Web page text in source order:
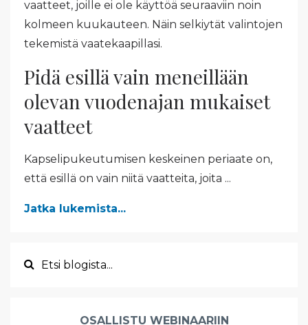
vaatteet, joille ei ole käyttöä seuraaviin noin
kolmeen kuukauteen. Näin selkiytät valintojen
tekemistä vaatekaapillasi.
Pidä esillä vain meneillään
olevan vuodenajan mukaiset
vaatteet
Kapselipukeutumisen keskeinen periaate on,
että esillä on vain niitä vaatteita, joita ...
Jatka lukemista...
OSALLISTU WEBINAARIIN